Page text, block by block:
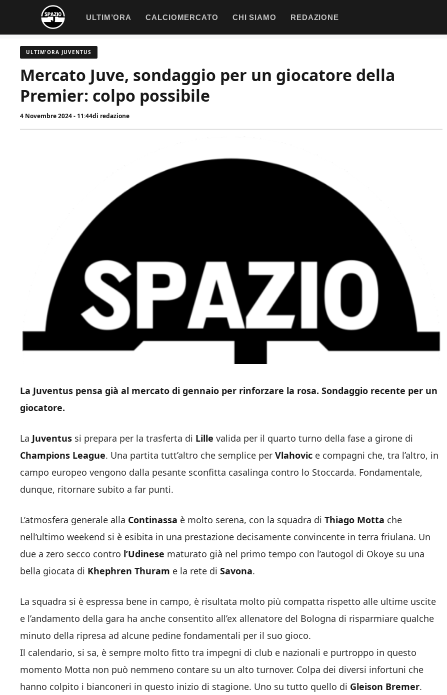
contenuto
ULTIM’ORA CALCIOMERCATO CHI SIAMO REDAZIONE
ULTIM'ORA JUVENTUS
Mercato Juve, sondaggio per un giocatore della
Premier: colpo possibile
4 Novembre 2024 - 11:44di redazione
La Juventus pensa già al mercato di gennaio per rinforzare la rosa. Sondaggio recente per un
giocatore.
La Juventus si prepara per la trasferta di Lille valida per il quarto turno della fase a girone di
Champions League. Una partita tutt’altro che semplice per Vlahovic e compagni che, tra l’altro, in
campo europeo vengono dalla pesante sconfitta casalinga contro lo Stoccarda. Fondamentale,
dunque, ritornare subito a far punti.
L’atmosfera generale alla Continassa è molto serena, con la squadra di Thiago Motta che
nell’ultimo weekend si è esibita in una prestazione decisamente convincente in terra friulana. Un
due a zero secco contro l’Udinese maturato già nel primo tempo con l’autogol di Okoye su una
bella giocata di Khephren Thuram e la rete di Savona.
La squadra si è espressa bene in campo, è risultata molto più compatta rispetto alle ultime uscite
e l’andamento della gara ha anche consentito all’ex allenatore del Bologna di risparmiare qualche
minuto della ripresa ad alcune pedine fondamentali per il suo gioco.
Il calendario, si sa, è sempre molto fitto tra impegni di club e nazionali e purtroppo in questo
momento Motta non può nemmeno contare su un alto turnover. Colpa dei diversi infortuni che
hanno colpito i bianconeri in questo inizio di stagione. Uno su tutto quello di Gleison Bremer.